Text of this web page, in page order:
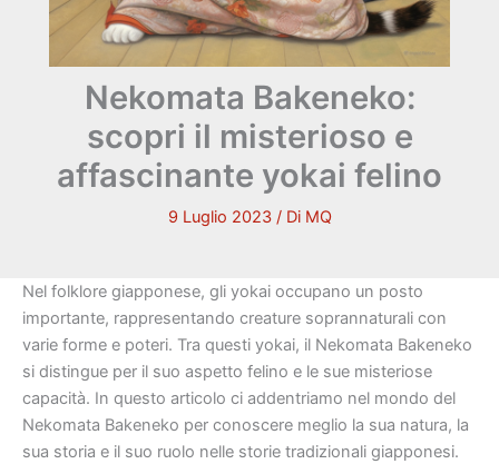
Nekomata Bakeneko:
scopri il misterioso e
affascinante yokai felino
9 Luglio 2023 / Di MQ
Nel folklore giapponese, gli yokai occupano un posto
importante, rappresentando creature soprannaturali con
varie forme e poteri. Tra questi yokai, il Nekomata Bakeneko
si distingue per il suo aspetto felino e le sue misteriose
capacità. In questo articolo ci addentriamo nel mondo del
Nekomata Bakeneko per conoscere meglio la sua natura, la
sua storia e il suo ruolo nelle storie tradizionali giapponesi.